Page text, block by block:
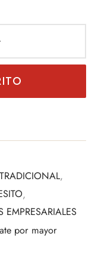
x 10cm x 10cm.
practicidad y
detalles y la
,
,
EMPRESARIALES
por mayor